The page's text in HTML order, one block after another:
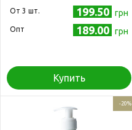
Oт 3 шт. 199.50 грн
Опт 189.00 грн
Купить
-20%